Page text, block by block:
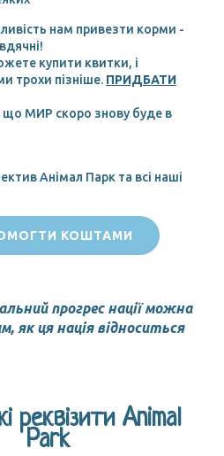
нам привезти корми -
купити квитки, і
трохи пізніше. ПРИДБАТИ
що МИР скоро знову буде в
Анімал Парк та всі наші
КОШТАМИ
прогрес нації можна
як ця нація відноситься
реквізити Animal
Park